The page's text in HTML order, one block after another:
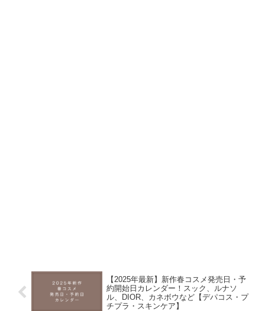
【2025年最新】新作春コスメ発売日・予
約開始日カレンダー！スック、ルナソ
ル、DIOR、カネボウなど【デパコス・プ
チプラ・スキンケア】